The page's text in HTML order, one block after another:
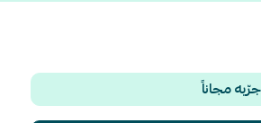
جرّبه مجاناً